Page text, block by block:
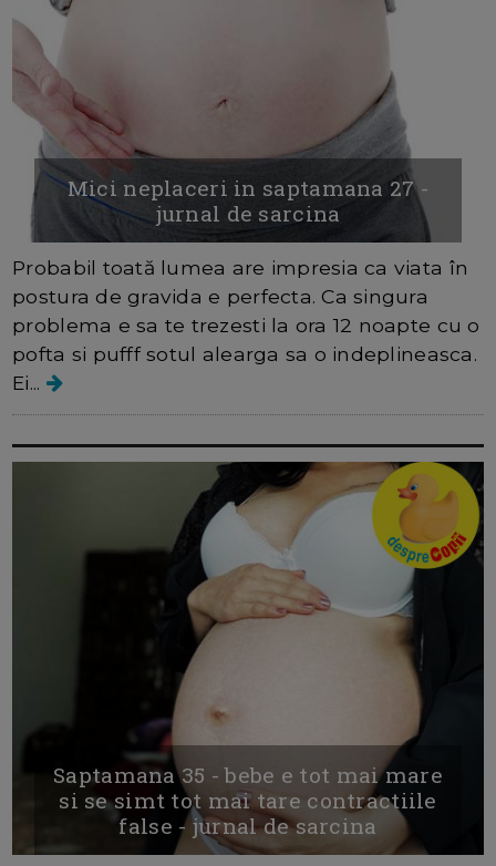
Mici neplaceri in saptamana 27 -
jurnal de sarcina
Probabil toată lumea are impresia ca viata în
postura de gravida e perfecta. Ca singura
problema e sa te trezesti la ora 12 noapte cu o
pofta si pufff sotul alearga sa o indeplineasca.
Ei...
Saptamana 35 - bebe e tot mai mare
si se simt tot mai tare contractiile
false - jurnal de sarcina